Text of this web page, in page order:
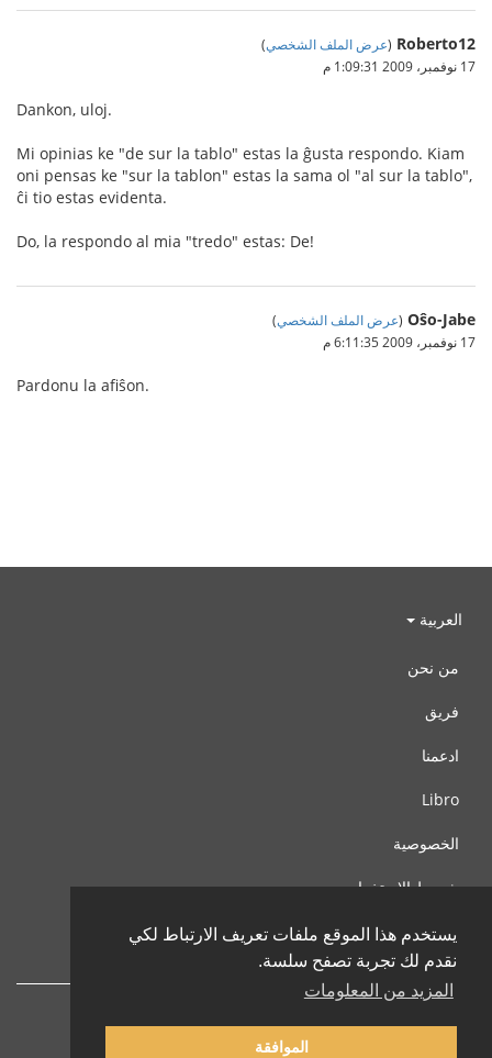
يستخدم هذا الموقع ملفات تعريف الارتباط لكي
نقدم لك تجربة تصفح سلسة.
المزيد من المعلومات
الموافقة
Roberto12
(عرض الملف الشخصي)
17 نوفمبر، 2009 1:09:31 م
Dankon, uloj.
Mi opinias ke "de sur la tablo" estas la ĝusta respondo. Kiam
oni pensas ke "sur la tablon" estas la sama ol "al sur la tablo",
ĉi tio estas evidenta.
Do, la respondo al mia "tredo" estas: De!
Oŝo-Jabe
(عرض الملف الشخصي)
17 نوفمبر، 2009 6:11:35 م
Pardonu la afiŝon.
العربية
من نحن
فريق
ادعمنا
Libro
الخصوصية
شروط الإستخدام
اتصل بنا